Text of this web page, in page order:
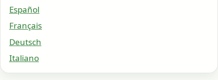
Español
Français
Deutsch
Italiano